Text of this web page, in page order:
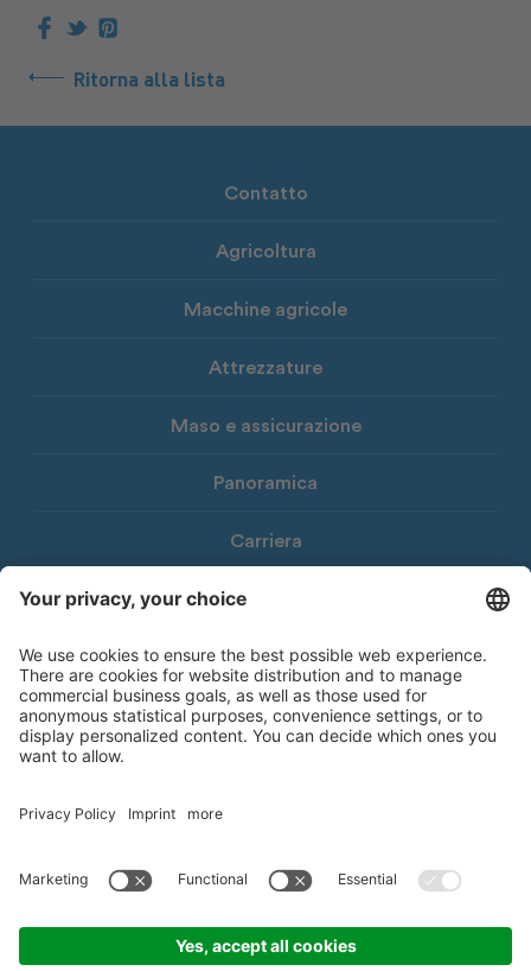
Ritorna alla lista
Contatto
Agricoltura
Macchine agricole
Attrezzature
Maso e assicurazione
Panoramica
Carriera
Download
Newsletter Consorzio Agrario
© 2026 Consorzio Agrario di Bolzano Società Cooperativa
Note legali
Dichiarazione di accessibilità
Informativa
Impostazioni cookie
Sitemap